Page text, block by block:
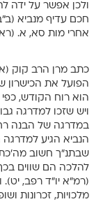
ולכן אפשר על ידה
חכם עדיף מנביא
אחרי מות סא, א.
כתב מרן הרב קוק
הפועל את הכישרון
הוא רוח הקודש,
ויש שזכו למדרגה
במדרגה של הבנה
הנביא הגיע למדרגה
שבתנ”ך חשוב
להלכה הם שווים
(רמ”א יו”ד רפב,
מלכויות, זכרונות